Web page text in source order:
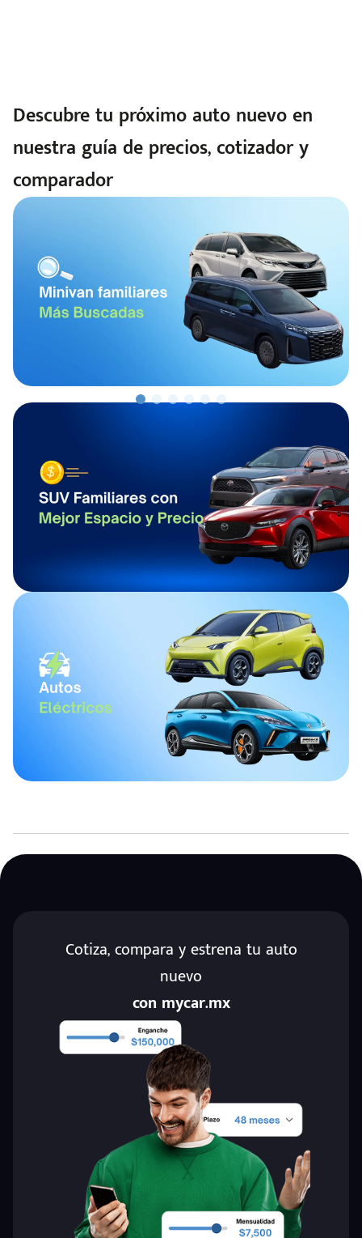
Descubre tu próximo auto nuevo en
nuestra guía de precios, cotizador y
comparador
Cotiza, compara y estrena tu auto
nuevo
con mycar.mx